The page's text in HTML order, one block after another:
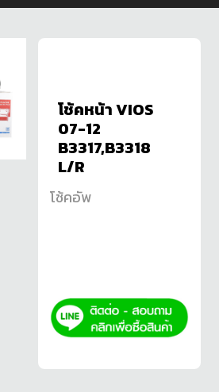
โช้คหน้า VIOS
07-12
B3317,B3318
L/R
โช้คอัพ